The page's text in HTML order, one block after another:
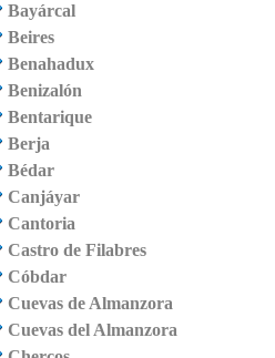
Bayárcal
Beires
Benahadux
Benizalón
Bentarique
Berja
Bédar
Canjáyar
Cantoria
Castro de Filabres
Cóbdar
Cuevas de Almanzora
Cuevas del Almanzora